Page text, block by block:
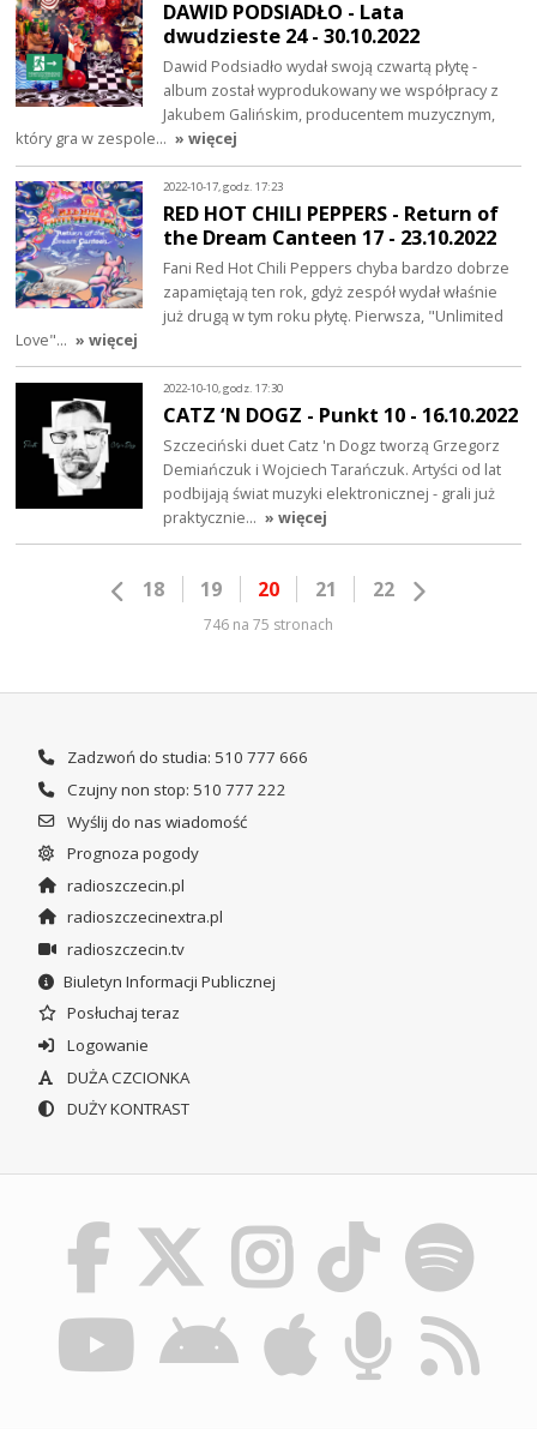
DAWID PODSIADŁO - Lata
dwudzieste 24 - 30.10.2022
Dawid Podsiadło wydał swoją czwartą płytę -
album został wyprodukowany we współpracy z
Jakubem Galińskim, producentem muzycznym,
który gra w zespole… » więcej
2022-10-17, godz. 17:23
RED HOT CHILI PEPPERS - Return of
the Dream Canteen 17 - 23.10.2022
Fani Red Hot Chili Peppers chyba bardzo dobrze
zapamiętają ten rok, gdyż zespół wydał właśnie
już drugą w tym roku płytę. Pierwsza, "Unlimited
Love"… » więcej
2022-10-10, godz. 17:30
CATZ ‘N DOGZ - Punkt 10 - 16.10.2022
Szczeciński duet Catz 'n Dogz tworzą Grzegorz
Demiańczuk i Wojciech Tarańczuk. Artyści od lat
podbijają świat muzyki elektronicznej - grali już
praktycznie… » więcej
18 19 20 21 22
746 na 75 stronach
Zadzwoń do studia: 510 777 666
Czujny non stop: 510 777 222
Wyślij do nas wiadomość
Prognoza pogody
radioszczecin.pl
radioszczecinextra.pl
radioszczecin.tv
Biuletyn Informacji Publicznej
Posłuchaj teraz
Logowanie
DUŻA CZCIONKA
DUŻY KONTRAST